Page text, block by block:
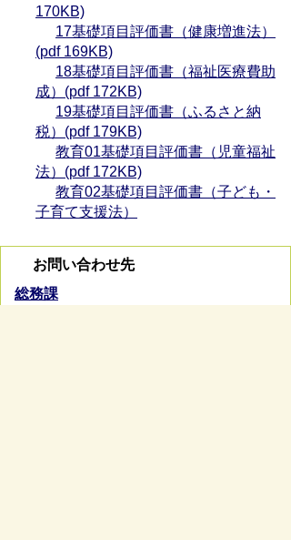
170KB)
17基礎項目評価書（健康増進法）
(pdf 169KB)
18基礎項目評価書（福祉医療費助
成）(pdf 172KB)
19基礎項目評価書（ふるさと納
税）(pdf 179KB)
教育01基礎項目評価書（児童福祉
法）(pdf 172KB)
教育02基礎項目評価書（子ども・
子育て支援法）
お問い合わせ先
総務課